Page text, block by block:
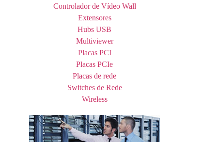
Controlador de Vídeo Wall
Extensores
Hubs USB
Multiviewer
Placas PCI
Placas PCIe
Placas de rede
Switches de Rede
Wireless